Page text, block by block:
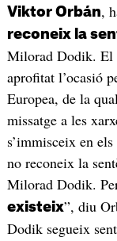
Viktor Orbán,
reconeix la
Milorad Dodik. El
aprofitat l’ocasió
Europea, de la
missatge a les
s’immisceix en
no reconeix la
Milorad Dodik.
existeix”, diu
Dodik segueix